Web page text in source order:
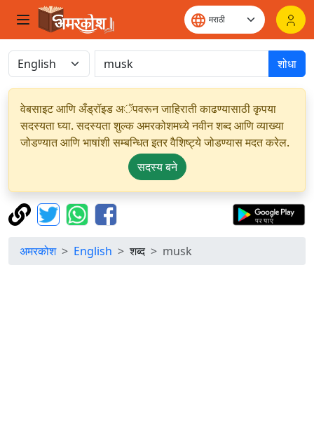
शोधा
वेबसाइट आणि अँड्रॉइड अॅपवरून जाहिराती काढण्यासाठी कृपया
सदस्यता घ्या. सदस्यता शुल्क अमरकोशमध्ये नवीन शब्द आणि व्याख्या
जोडण्यात आणि भाषांशी सम्बन्धित इतर वैशिष्ट्ये जोडण्यास मदत करेल.
सदस्य बने
अमरकोश English शब्द musk